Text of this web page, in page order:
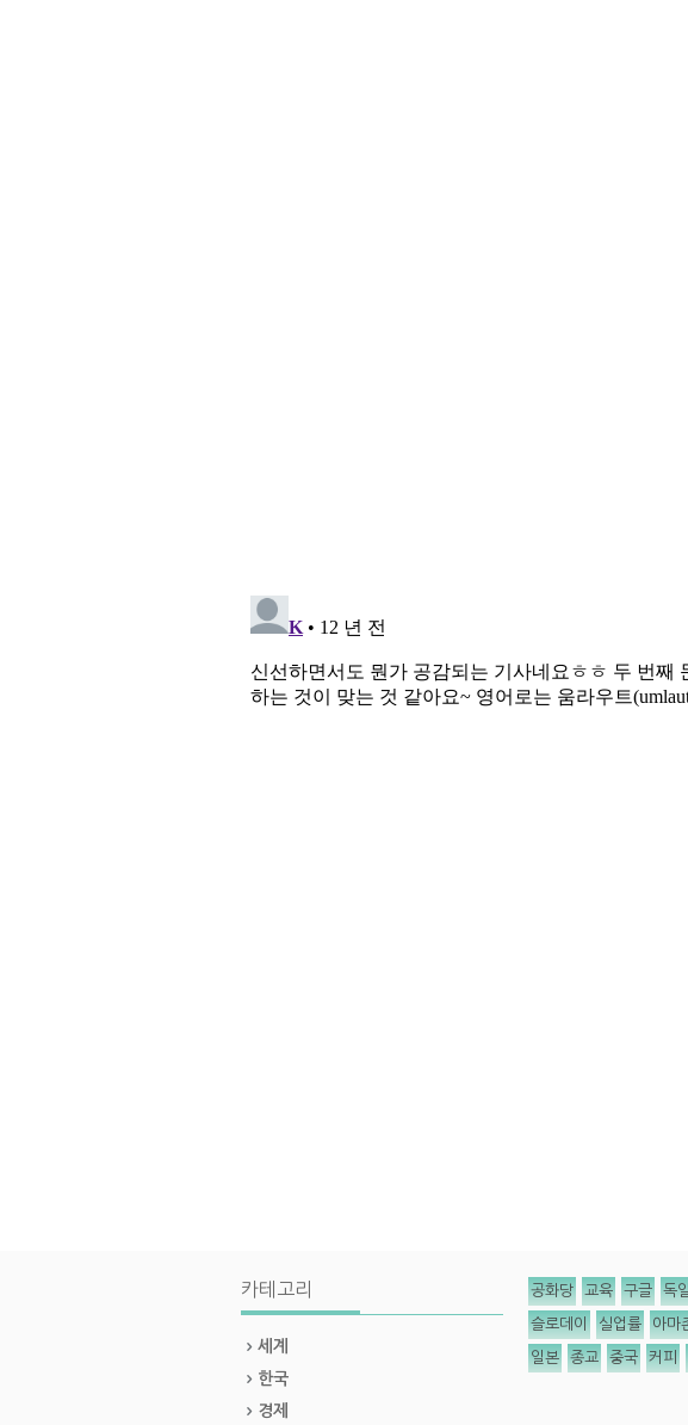
카테고리
세계
한국
경제
공화당 교육 구글 독
슬로데이 실업률 아마
일본 종교 중국 커피